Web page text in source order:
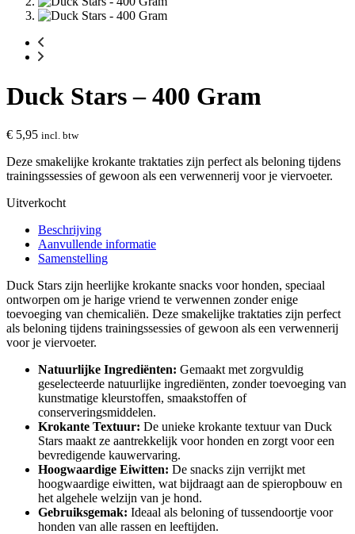
Duck Stars – 400 Gram
€ 5,95 incl. btw
Deze smakelijke krokante traktaties zijn perfect als beloning tijdens
trainingssessies of gewoon als een verwennerij voor je viervoeter.
Uitverkocht
Beschrijving
Aanvullende informatie
Samenstelling
Duck Stars zijn heerlijke krokante snacks voor honden, speciaal
ontworpen om je harige vriend te verwennen zonder enige
toevoeging van chemicaliën. Deze smakelijke traktaties zijn perfect
als beloning tijdens trainingssessies of gewoon als een verwennerij
voor je viervoeter.
Natuurlijke Ingrediënten: Gemaakt met zorgvuldig
geselecteerde natuurlijke ingrediënten, zonder toevoeging van
kunstmatige kleurstoffen, smaakstoffen of
conserveringsmiddelen.
Krokante Textuur: De unieke krokante textuur van Duck
Stars maakt ze aantrekkelijk voor honden en zorgt voor een
bevredigende kauwervaring.
Hoogwaardige Eiwitten: De snacks zijn verrijkt met
hoogwaardige eiwitten, wat bijdraagt aan de spieropbouw en
het algehele welzijn van je hond.
Gebruiksgemak: Ideaal als beloning of tussendoortje voor
honden van alle rassen en leeftijden.